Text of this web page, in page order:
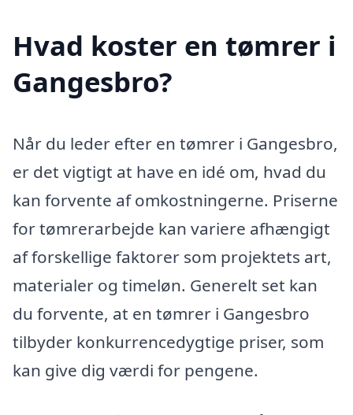
Hvad koster en tømrer i
Gangesbro?
Når du leder efter en tømrer i Gangesbro,
er det vigtigt at have en idé om, hvad du
kan forvente af omkostningerne. Priserne
for tømrerarbejde kan variere afhængigt
af forskellige faktorer som projektets art,
materialer og timeløn. Generelt set kan
du forvente, at en tømrer i Gangesbro
tilbyder konkurrencedygtige priser, som
kan give dig værdi for pengene.